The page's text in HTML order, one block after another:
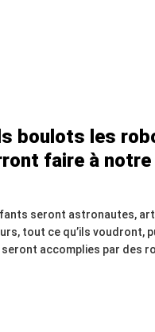
boulots les
faire à notre
seront astronautes,
tout ce qu’ils voudront,
accomplies par des